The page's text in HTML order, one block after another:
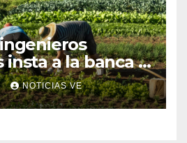
a la banca a
agricultura
NOTICIAS VE